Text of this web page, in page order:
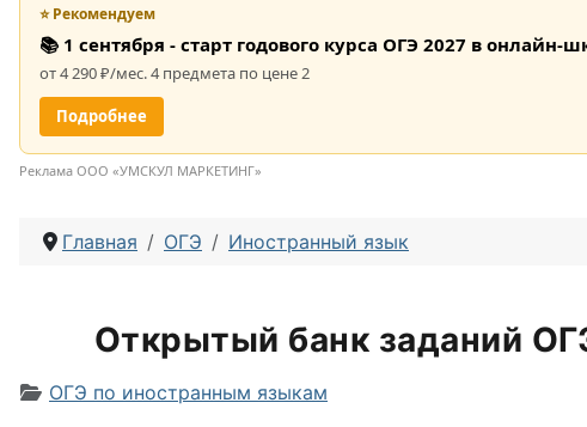
⭐ Рекомендуем
📚 1 сентября - старт годового курса ОГЭ 2027 в онлайн-
от 4 290 ₽/мес. 4 предмета по цене 2
Подробнее
Реклама ООО «УМСКУЛ МАРКЕТИНГ»
Главная ОГЭ Иностранный язык
Открытый банк заданий
Информация о материале
ОГЭ по иностранным языкам